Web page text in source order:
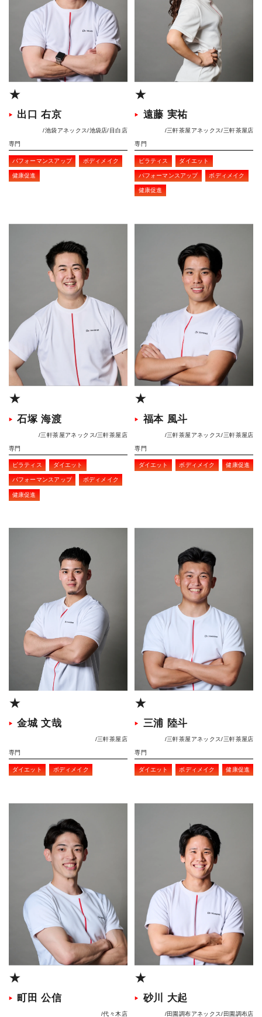
★
出口 右京
池袋アネックス 池袋店 目白店
専門
パフォーマンスアップ ボディメイク
健康促進
★
遠藤 実祐
三軒茶屋アネックス 三軒茶屋店
専門
ピラティス ダイエット
パフォーマンスアップ ボディメイク
健康促進
★
石塚 海渡
三軒茶屋アネックス 三軒茶屋店
専門
ピラティス ダイエット
パフォーマンスアップ ボディメイク
健康促進
★
福本 風斗
三軒茶屋アネックス 三軒茶屋店
専門
ダイエット ボディメイク 健康促進
★
金城 文哉
三軒茶屋店
専門
ダイエット ボディメイク
★
三浦 陸斗
三軒茶屋アネックス 三軒茶屋店
専門
ダイエット ボディメイク 健康促進
★
町田 公信
代々木店
★
砂川 大起
田園調布アネックス 田園調布店